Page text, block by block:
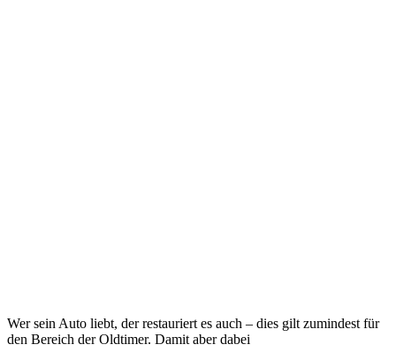
Wer sein Auto liebt, der restauriert es auch – dies gilt zumindest für
den Bereich der Oldtimer. Damit aber dabei